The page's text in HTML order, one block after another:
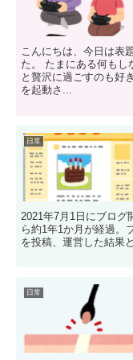
こんにちは、今日は表
た。 たまにある何もし
と贅沢に過ごすのも好
を起動さ...
日常
2021年7月1日にブログ
ら約1年1か月が経過。
を投稿、運営した結果
日常